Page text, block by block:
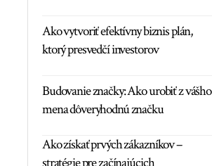
Ako vytvoriť efektívny biznis plán,
ktorý presvedčí investorov
Budovanie značky: Ako urobiť z vášho
mena dôveryhodnú značku
Ako získať prvých zákazníkov –